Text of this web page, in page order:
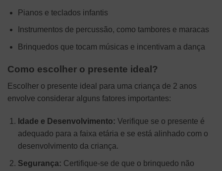
Pianos e teclados infantis
Instrumentos de percussão, como tambores e maracas
Brinquedos que tocam músicas e incentivam a dança
Como escolher o presente ideal?
Escolher o presente ideal para uma criança de 2 anos
envolve considerar alguns fatores importantes:
Idade e Desenvolvimento: Verifique se o presente é
adequado para a faixa etária e se está alinhado com o
desenvolvimento da criança.
Segurança: Certifique-se de que o brinquedo não